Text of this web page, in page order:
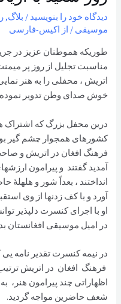
دیدگاه‌ خود را بنویسید / بلاگ,
موسیقی / از اکیس-فارسی
مناسبت تجلیل از روز پر
اتریش ، محفلی را به هنر
خوش صدای وطن تدویر نموده
درین محفل بزرگ که اشتراک
کشورهای همجوار چشم گیر
فرهنگ افغان در اتريش و
آمدید گفتند و پیرامون
انداختند ، بعداً شور و هلهلۀ
آورد و با کف زدنها از وی
او با اجرای کنسرت دلپذير
در اميل موسيقی افغانستان
در نیمه کنسرت تقدیر نامه
فرهنگ افغان در اتريش
اظهاراتی چند پیرامون هنر،
شعف حاضرین مواجه گرديد.